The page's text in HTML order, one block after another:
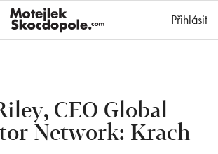
Přihlásit
CEO Global
Network: Krach